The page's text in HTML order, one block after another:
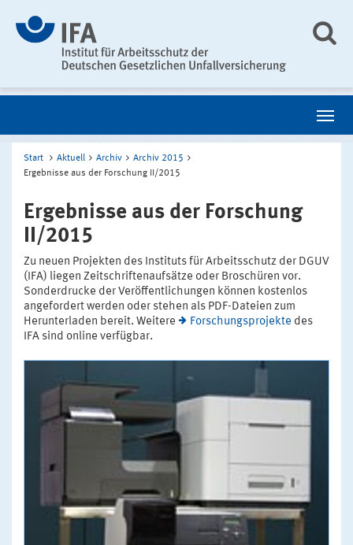
Start Aktuell Archiv
Archiv 2015
Ergebnisse aus der Forschung II/2015
Ergebnisse aus der Forschung
II/2015
Zu neuen Projekten des Instituts für Arbeitsschutz der DGUV
(IFA) liegen Zeitschriftenaufsätze oder Broschüren vor.
Sonderdrucke der Veröffentlichungen können kostenlos
angefordert werden oder stehen als PDF-Dateien zum
Herunterladen bereit. Weitere
Forschungsprojekte des
IFA sind online verfügbar.